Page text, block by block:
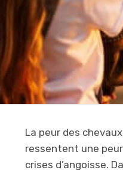
La peur des
ressentent une
crises d’angoisse.